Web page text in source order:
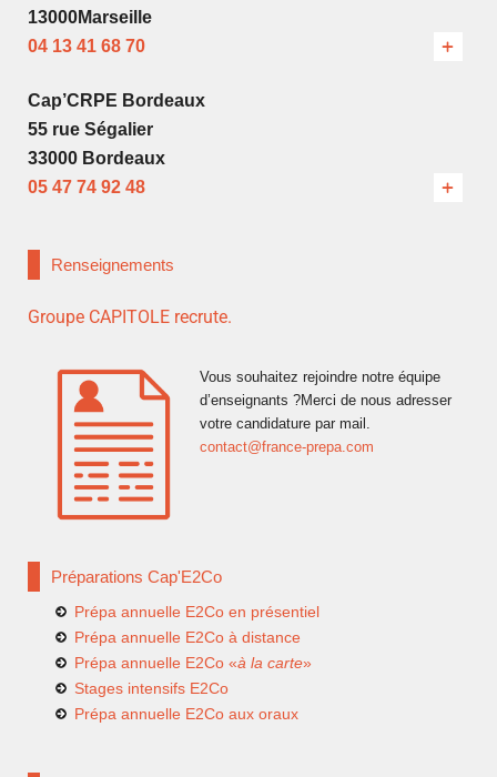
13000Marseille
04 13 41 68 70
Cap’CRPE Bordeaux
55 rue Ségalier
33000 Bordeaux
05 47 74 92 48
Renseignements
Groupe CAPITOLE recrute.
Vous souhaitez rejoindre notre équipe
d’enseignants ?Merci de nous adresser
votre candidature par mail.
contact@france-prepa.com
Préparations Cap'E2Co
Prépa annuelle E2Co en présentiel
Prépa annuelle E2Co à distance
Prépa annuelle E2Co «à la carte»
Stages intensifs E2Co
Prépa annuelle E2Co aux oraux